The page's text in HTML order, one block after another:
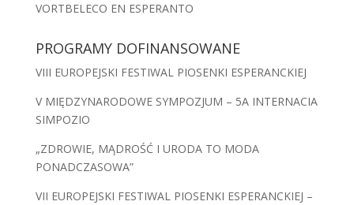
VORTBELECO EN ESPERANTO
PROGRAMY DOFINANSOWANE
VIII EUROPEJSKI FESTIWAL PIOSENKI ESPERANCKIEJ
V MIĘDZYNARODOWE SYMPOZJUM – 5A INTERNACIA
SIMPOZIO
„ZDROWIE, MĄDROŚĆ I URODA TO MODA
PONADCZASOWA”
VII EUROPEJSKI FESTIWAL PIOSENKI ESPERANCKIEJ –